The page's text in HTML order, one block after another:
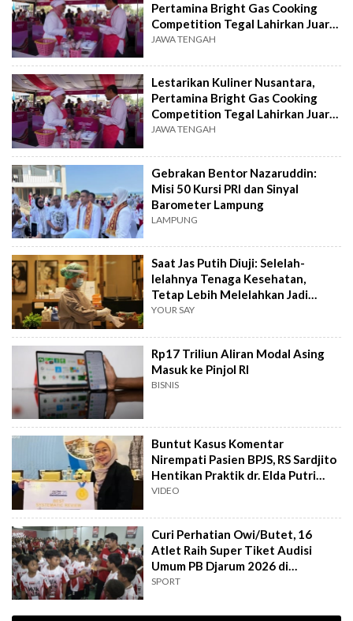
Pertamina Bright Gas Cooking
Competition Tegal Lahirkan Juara
Baru
JAWA TENGAH
Lestarikan Kuliner Nusantara,
Pertamina Bright Gas Cooking
Competition Tegal Lahirkan Juara
Baru
JAWA TENGAH
Gebrakan Bentor Nazaruddin:
Misi 50 Kursi PRI dan Sinyal
Barometer Lampung
LAMPUNG
Saat Jas Putih Diuji: Selelah-
lelahnya Tenaga Kesehatan,
Tetap Lebih Melelahkan Jadi
Pasien
YOUR SAY
Rp17 Triliun Aliran Modal Asing
Masuk ke Pinjol RI
BISNIS
Buntut Kasus Komentar
Nirempati Pasien BPJS, RS Sardjito
Hentikan Praktik dr. Elda Putri
Rahard
VIDEO
Curi Perhatian Owi/Butet, 16
Atlet Raih Super Tiket Audisi
Umum PB Djarum 2026 di
Makassar
SPORT